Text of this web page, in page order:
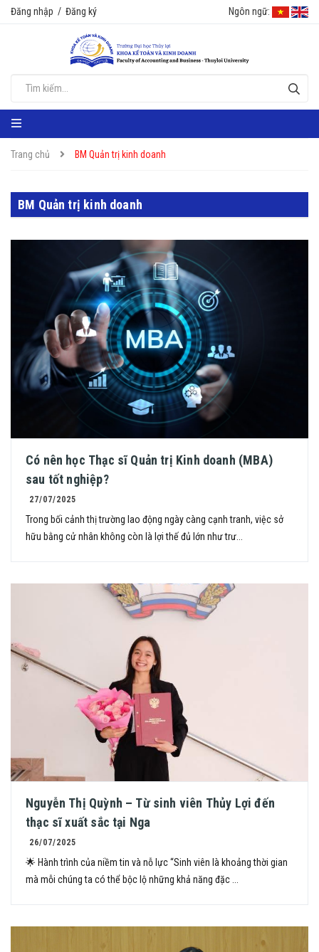
Đăng nhập / Đăng ký Ngôn ngữ:
Trang chủ BM Quản trị kinh doanh
BM Quản trị kinh doanh
Có nên học Thạc sĩ Quản trị Kinh doanh (MBA)
sau tốt nghiệp?
27/07/2025
Trong bối cảnh thị trường lao động ngày càng cạnh tranh, việc sở
hữu bằng cử nhân không còn là lợi thế đủ lớn như trư...
Nguyễn Thị Quỳnh – Từ sinh viên Thủy Lợi đến
thạc sĩ xuất sắc tại Nga
26/07/2025
🌟 Hành trình của niềm tin và nỗ lực “Sinh viên là khoảng thời gian
mà mỗi chúng ta có thể bộc lộ những khả năng đặc ...